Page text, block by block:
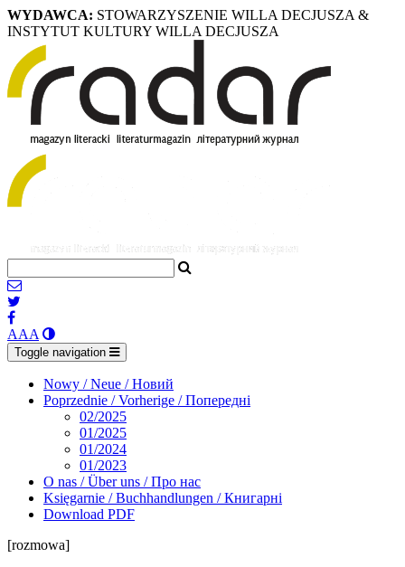
WYDAWCA: STOWARZYSZENIE WILLA DECJUSZA &
INSTYTUT KULTURY WILLA DECJUSZA
AAA
Toggle navigation
Nowy / Neue / Новий
Poprzednie / Vorherige / Попередні
02/2025
01/2025
01/2024
01/2023
O nas / Über uns / Про нас
Księgarnie / Buchhandlungen / Книгарні
Download PDF
[rozmowa]